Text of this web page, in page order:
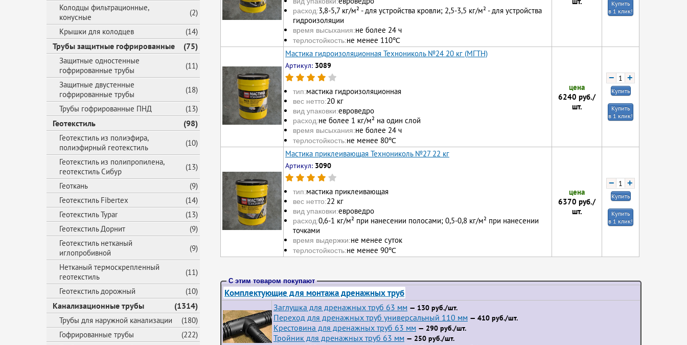
Колодцы фильтрационные,
конусные
(2)
Крышки для колодцев
(14)
Трубы защитные гофрированные (75)
Защитные одностенные
гофрированные трубы
(11)
Защитные двустенные
гофрированные трубы
(18)
Трубы гофрированные ПНД
(13)
Геотекстиль (98)
Геотекстиль из полиэфира,
полиэфирный геотекстиль
(10)
Геотекстиль из полипропилена,
геотекстиль Сибур
(13)
Геоткань
(9)
Геотекстиль Fibertex
(14)
Геотекстиль Typar
(13)
Геотекстиль Дорнит
(9)
Геотекстиль нетканый
иглопробивной
(9)
Нетканый термоскрепленный
геотекстиль
(11)
Геотекстиль дорожный
(10)
Канализационные трубы (1314)
Трубы для наружной канализации
(180)
Гофрированные трубы
(222)
расход:3,8-5,7 кг/м² - для устройства кровли; 2,5-3,5 кг/м² - для устройства
гидроизоляции
время высыхания:не более 24 ч
терлостойкость:не менее 110℃
Купить
в 1 клик!
Мастика гидроизоляционная Технониколь №24 20 кг (МГТН)
Артикул: 3089
тип:мастика гидроизоляционная
вес нетто:20 кг
вид упаковки:евроведро
расход:не более 1 кг/м² на один слой
время высыхания:не более 24 ч
терлостойкость:не менее 80℃
цена
6240 руб./
шт.
− +
Купить
Купить
в 1 клик!
Мастика приклеивающая Технониколь №27 22 кг
Артикул: 3090
тип:мастика приклеивающая
вес нетто:22 кг
вид упаковки:евроведро
расход:0,6-1 кг/м² при нанесении полосами; 0,5-0,8 кг/м² при нанесении
точками
время выдержки:не менее суток
терлостойкость:не менее 90℃
цена
6370 руб./
шт.
− +
Купить
Купить
в 1 клик!
С этим товаром покупают
Комплектующие для монтажа дренажных труб
Заглушка для дренажных труб 63 мм — 130 руб./шт.
Переход для дренажных труб универсальный 110 мм — 410 руб./шт.
Крестовина для дренажных труб 63 мм — 290 руб./шт.
Тройник для дренажных труб 63 мм — 250 руб./шт.